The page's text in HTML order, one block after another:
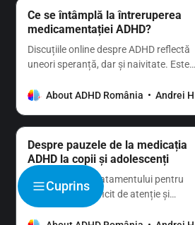
Cuprins
Ce se întâmplă la întreruperea
medicamentației ADHD?
Discuțiile online despre ADHD reflectă
uneori speranță, dar și naivitate. Este
resimt efectele opririi medicației, uneori
terapeutic, iar efectele benefice sunt
vizibile.
About ADHD România Andrei Hodorog Ph. D.
Despre pauzele de la medicația
ADHD la copii și adolescenți
În gestionarea tratamentului pentru
tulburarea de deficit de atenție și
hiperactivitate (ADHD) pe perioada